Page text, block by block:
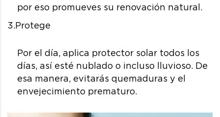
por eso promueves su renovación natural.
3.Protege
Por el día, aplica protector solar todos los
días, así esté nublado o incluso lluvioso. De
esa manera, evitarás quemaduras y el
envejecimiento prematuro.